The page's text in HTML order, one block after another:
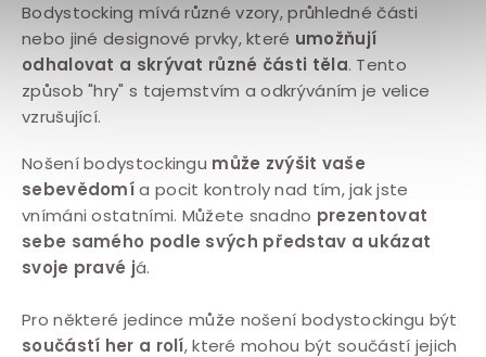
Bodystocking mívá různé vzory, průhledné části
nebo jiné designové prvky, které umožňují
odhalovat a skrývat různé části těla. Tento
způsob "hry" s tajemstvím a odkrýváním je velice
vzrušující.
Nošení bodystockingu může zvýšit vaše
sebevědomía pocit kontroly nad tím, jak jste
vnímáni ostatními. Můžete snadno prezentovat
sebe samého podle svých představ a ukázat
svoje pravé já.
Pro některé jedince může nošení bodystockingu být
součástí her a rolí, které mohou být součástí jejich